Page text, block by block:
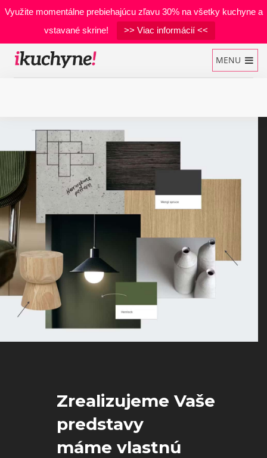
Využite momentálne prebiehajúcu zľavu 30% na všetky kuchyne a
vstavané skrine!
>> Viac informácií <<
MENU
Kuchynské linky
Vstavané skrine
Manželské postele
Realizácie
Materiály
Developerské projekty
Úvod
Prebiehajúce akcie
O nás
Kontakt
Zrealizujeme Vaše
predstavy
máme vlastnú